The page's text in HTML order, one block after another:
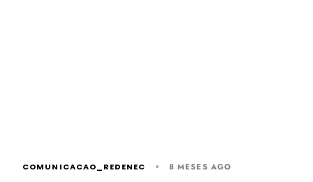
COMUNICACAO_REDENEC 8 MESES AGO